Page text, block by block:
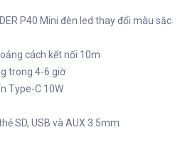
P40 Mini đèn led thay đổi màu sắc
cách kết nối 10m
trong 4-6 giờ
Type-C 10W
SD, USB và AUX 3.5mm